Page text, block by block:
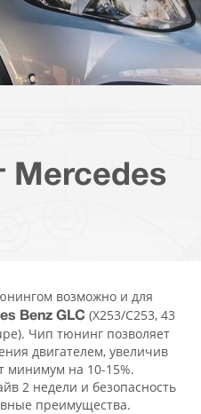
Mercedes
возможно и для
Benz GLC (X253/C253, 43
Чип тюнинг позволяет
двигателем, увеличив
минимум на 10-15%.
2 недели и безопасность
преимущества.